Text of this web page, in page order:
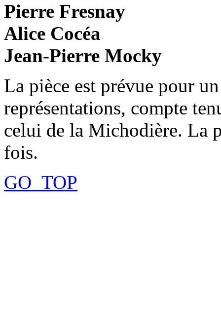
Pierre Fresnay
Alice Cocéa
Jean-Pierre Mocky
La pièce est prévue pour
représentations, compte
celui de la Michodière. La
fois.
GO_TOP